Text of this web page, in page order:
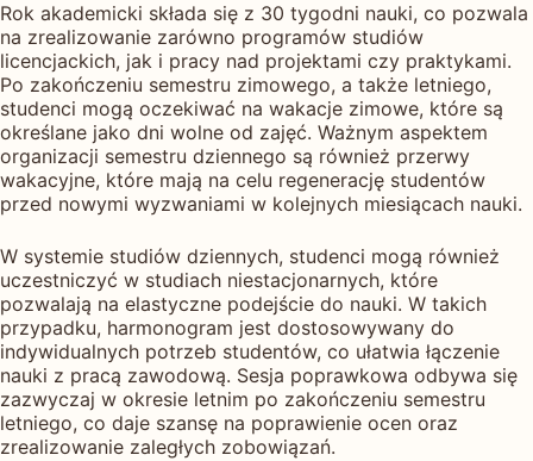
Rok akademicki składa się z 30 tygodni nauki, co pozwala
na zrealizowanie zarówno programów studiów
licencjackich, jak i pracy nad projektami czy praktykami.
Po zakończeniu semestru zimowego, a także letniego,
studenci mogą oczekiwać na wakacje zimowe, które są
określane jako dni wolne od zajęć. Ważnym aspektem
organizacji semestru dziennego są również przerwy
wakacyjne, które mają na celu regenerację studentów
przed nowymi wyzwaniami w kolejnych miesiącach nauki.
W systemie studiów dziennych, studenci mogą również
uczestniczyć w studiach niestacjonarnych, które
pozwalają na elastyczne podejście do nauki. W takich
przypadku, harmonogram jest dostosowywany do
indywidualnych potrzeb studentów, co ułatwia łączenie
nauki z pracą zawodową. Sesja poprawkowa odbywa się
zazwyczaj w okresie letnim po zakończeniu semestru
letniego, co daje szansę na poprawienie ocen oraz
zrealizowanie zaległych zobowiązań.